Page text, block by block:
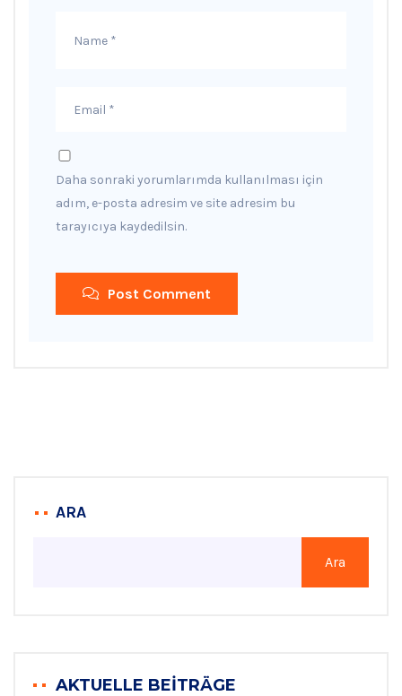
Daha sonraki yorumlarımda kullanılması için
adım, e-posta adresim ve site adresim bu
tarayıcıya kaydedilsin.
Post Comment
ARA
Ara
AKTUELLE BEITRÄGE